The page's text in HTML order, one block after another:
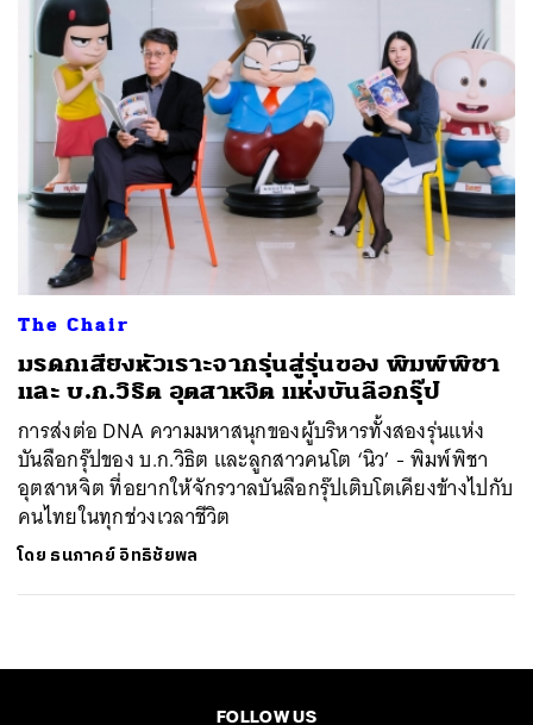
The Chair
มรดกเสียงหัวเราะจากรุ่นสู่รุ่นของ พิมพ์พิชา
และ บ.ก.วิธิต อุตสาหจิต แห่งบันลือกรุ๊ป
การส่งต่อ DNA ความมหาสนุกของผู้บริหารทั้งสองรุ่นแห่ง
บันลือกรุ๊ปของ บ.ก.วิธิต และลูกสาวคนโต ‘นิว’ - พิมพ์พิชา
อุตสาหจิต ที่อยากให้จักรวาลบันลือกรุ๊ปเติบโตเคียงข้างไปกับ
คนไทยในทุกช่วงเวลาชีวิต
โดย ธนภาคย์ อิทธิชัยพล
FOLLOW US
ค้นหา
SHARE